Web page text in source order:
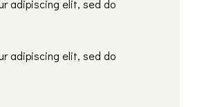
adipiscing elit, sed do
adipiscing elit, sed do